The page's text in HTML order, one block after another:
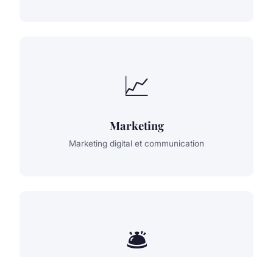
📈
Marketing
Marketing digital et communication
🛎️